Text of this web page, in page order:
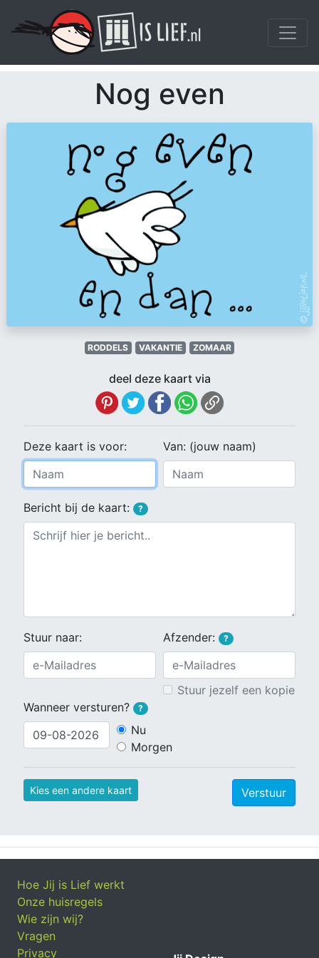
Nog even
RODDELS VAKANTIE ZOMAAR
deel deze kaart via
Deze kaart is voor: Van: (jouw naam)
Bericht bij de kaart: ?
Stuur naar: Afzender: ?
Stuur jezelf een kopie
Wanneer versturen?
?
Nu
Morgen
Kies een andere kaart Verstuur
Hoe Jij is Lief werkt
Onze huisregels
Wie zijn wij?
Vragen
Privacy